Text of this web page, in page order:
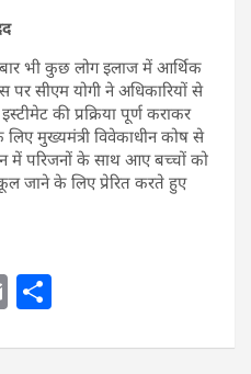
भी कुछ लोग इलाज में आर्थिक
सीएम योगी ने अधिकारियों से
की प्रक्रिया पूर्ण कराकर
मुख्यमंत्री विवेकाधीन कोष से
में परिजनों के साथ आए बच्चों को
जाने के लिए प्रेरित करते हुए
E
ai ar